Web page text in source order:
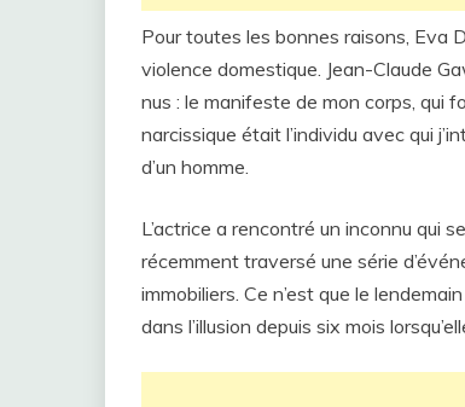
Pour toutes les bonnes raisons, Eva
violence domestique. Jean-Claude
nus : le manifeste de mon corps, qui
narcissique était l’individu avec qui
d’un homme.
L’actrice a rencontré un inconnu qui
récemment traversé une série
immobiliers. Ce n’est que le
dans l’illusion depuis six mois